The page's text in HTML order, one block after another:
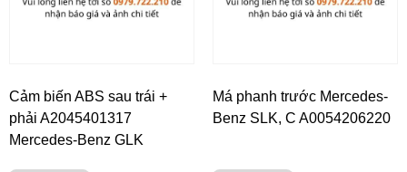
Cảm biến ABS sau trái +
phải A2045401317
Mercedes-Benz GLK
Má phanh trước Mercedes-
Benz SLK, C A0054206220